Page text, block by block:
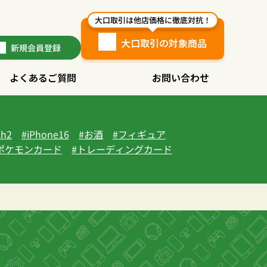
新規会員登録
大口取引は他店価格に徹底対抗！
大口取引の対象商品
よくあるご質問 お問い合わせ
iPhone16 お酒
フィギュア
ケモンカード
トレーディングカード